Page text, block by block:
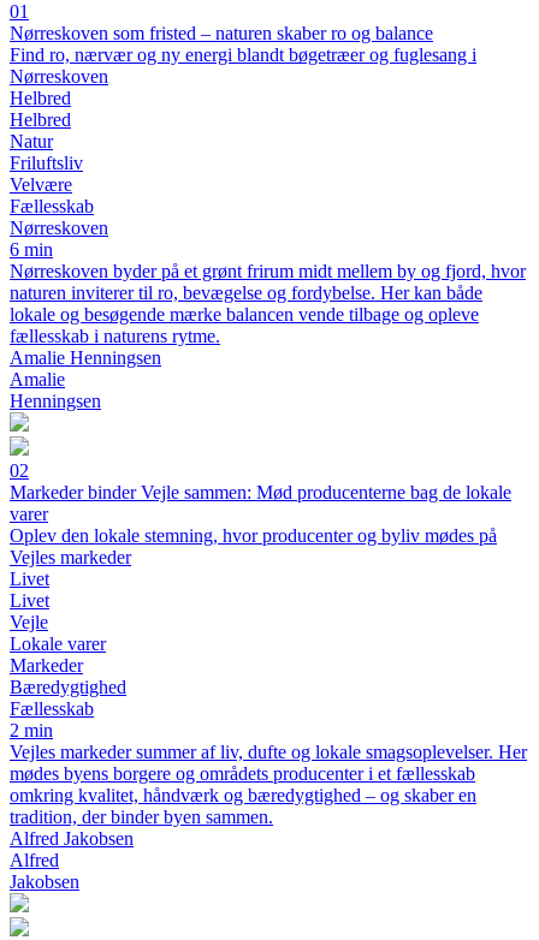
01
Nørreskoven som fristed – naturen skaber ro og balance
Find ro, nærvær og ny energi blandt bøgetræer og fuglesang i
Nørreskoven
Helbred
Helbred
Natur
Friluftsliv
Velvære
Fællesskab
Nørreskoven
6 min
Nørreskoven byder på et grønt frirum midt mellem by og fjord, hvor
naturen inviterer til ro, bevægelse og fordybelse. Her kan både
lokale og besøgende mærke balancen vende tilbage og opleve
fællesskab i naturens rytme.
Amalie Henningsen
Amalie
Henningsen
02
Markeder binder Vejle sammen: Mød producenterne bag de lokale
varer
Oplev den lokale stemning, hvor producenter og byliv mødes på
Vejles markeder
Livet
Livet
Vejle
Lokale varer
Markeder
Bæredygtighed
Fællesskab
2 min
Vejles markeder summer af liv, dufte og lokale smagsoplevelser. Her
mødes byens borgere og områdets producenter i et fællesskab
omkring kvalitet, håndværk og bæredygtighed – og skaber en
tradition, der binder byen sammen.
Alfred Jakobsen
Alfred
Jakobsen